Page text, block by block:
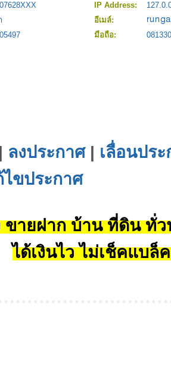
IP Address:
อีเมล์:
มือถือ:
| ลงประกาศ| เลื่อนปร
ไขประกาศ
ขายฝาก บ้าน ที่ดิน ทั่ว
ได้เงินไว ไม่เช็คแบล็